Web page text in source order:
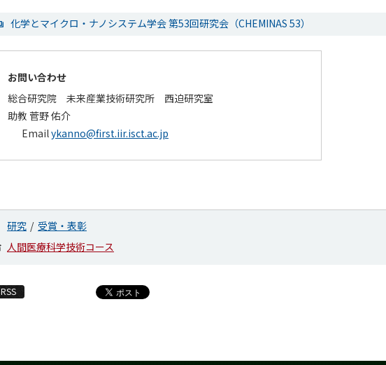
化学とマイクロ・ナノシステム学会 第53回研究会（CHEMINAS 53）
お問い合わせ
総合研究院 未来産業技術研究所 西迫研究室
助教 菅野 佑介
Emailykanno@first.iir.isct.ac.jp
研究
受賞・表彰
人間医療科学技術コース
RSS